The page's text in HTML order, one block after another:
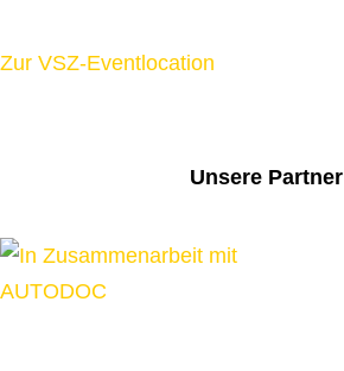
Zur VSZ-Eventlocation
Unsere Partner